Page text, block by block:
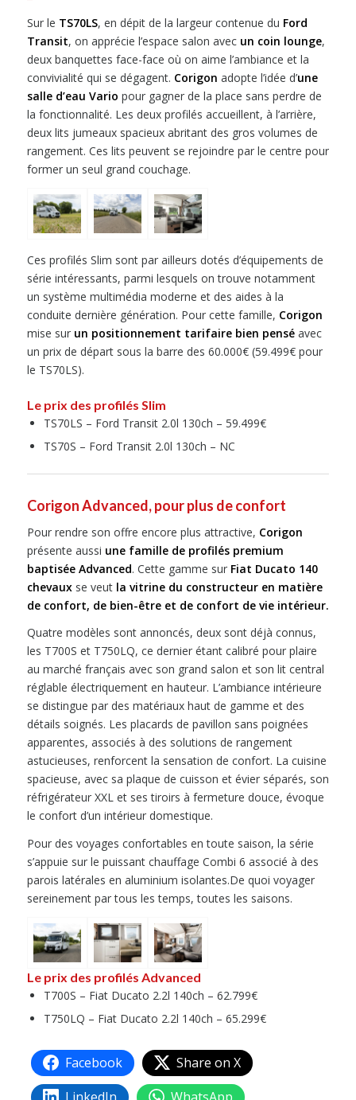
Sur le TS70LS, en dépit de la largeur contenue du Ford
Transit, on apprécie l’espace salon avec un coin lounge,
deux banquettes face-face où on aime l’ambiance et la
convivialité qui se dégagent. Corigon adopte l’idée d’une
salle d’eau Vario pour gagner de la place sans perdre de
la fonctionnalité. Les deux profilés accueillent, à l’arrière,
deux lits jumeaux spacieux abritant des gros volumes de
rangement. Ces lits peuvent se rejoindre par le centre pour
former un seul grand couchage.
Ces profilés Slim sont par ailleurs dotés d’équipements de
série intéressants, parmi lesquels on trouve notamment
un système multimédia moderne et des aides à la
conduite dernière génération. Pour cette famille, Corigon
mise sur un positionnement tarifaire bien penséavec
un prix de départ sous la barre des 60.000€ (59.499€ pour
le TS70LS).
Le prix des profilés Slim
TS70LS – Ford Transit 2.0l 130ch – 59.499€
TS70S – Ford Transit 2.0l 130ch – NC
Corigon Advanced, pour plus de confort
Pour rendre son offre encore plus attractive, Corigon
présente aussi une famille de profilés premium
baptisée Advanced. Cette gamme sur Fiat Ducato 140
chevauxse veut la vitrine du constructeur en matière
de confort, de bien-être et de confort de vie intérieur.
Quatre modèles sont annoncés, deux sont déjà connus,
les T700S et T750LQ, ce dernier étant calibré pour plaire
au marché français avec son grand salon et son lit central
réglable électriquement en hauteur. L’ambiance intérieure
se distingue par des matériaux haut de gamme et des
détails soignés. Les placards de pavillon sans poignées
apparentes, associés à des solutions de rangement
astucieuses, renforcent la sensation de confort. La cuisine
spacieuse, avec sa plaque de cuisson et évier séparés, son
réfrigérateur XXL et ses tiroirs à fermeture douce, évoque
le confort d’un intérieur domestique.
Pour des voyages confortables en toute saison, la série
s’appuie sur le puissant chauffage Combi 6 associé à des
parois latérales en aluminium isolantes.De quoi voyager
sereinement par tous les temps, toutes les saisons.
Le prix des profilés Advanced
T700S – Fiat Ducato 2.2l 140ch – 62.799€
T750LQ – Fiat Ducato 2.2l 140ch – 65.299€
Facebook
Share on X